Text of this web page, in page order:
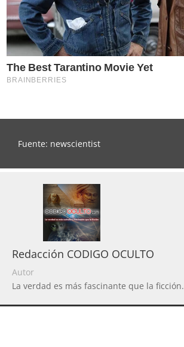
Fuente: newscientist
Redacción CODIGO OCULTO
Autor
La verdad es más fascinante que la ficción.